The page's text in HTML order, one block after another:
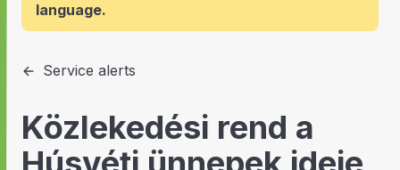
language.
Service alerts
Közlekedési rend a